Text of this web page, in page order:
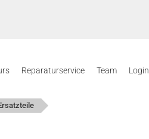
Reparaturservice Team Login